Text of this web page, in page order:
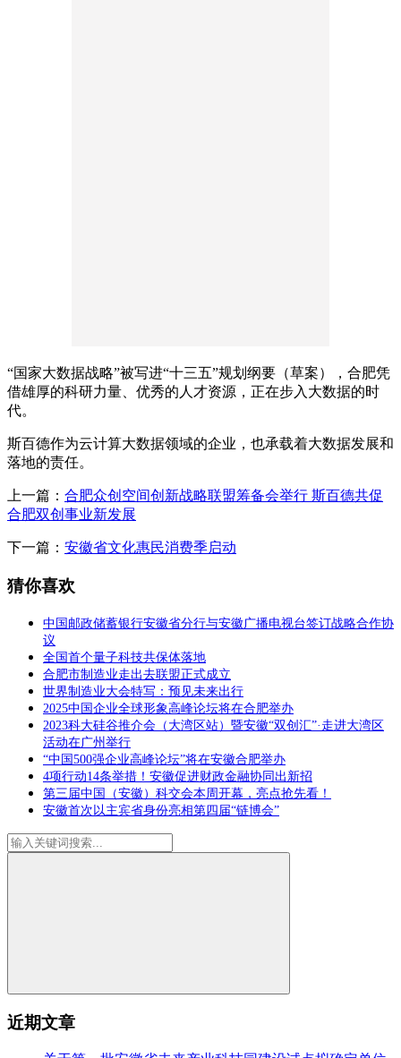
“国家大数据战略”被写进“十三五”规划纲要（草案），合肥凭
借雄厚的科研力量、优秀的人才资源，正在步入大数据的时
代。
斯百德作为云计算大数据领域的企业，也承载着大数据发展和
落地的责任。
上一篇： 合肥众创空间创新战略联盟筹备会举行 斯百德共促
合肥双创事业新发展
下一篇： 安徽省文化惠民消费季启动
猜你喜欢
中国邮政储蓄银行安徽省分行与安徽广播电视台签订战略合作协
议
全国首个量子科技共保体落地
合肥市制造业走出去联盟正式成立
世界制造业大会特写：预见未来出行
2025中国企业全球形象高峰论坛将在合肥举办
2023科大硅谷推介会（大湾区站）暨安徽“双创汇”·走进大湾区
活动在广州举行
“中国500强企业高峰论坛”将在安徽合肥举办
4项行动14条举措！安徽促进财政金融协同出新招
第三届中国（安徽）科交会本周开幕，亮点抢先看！
安徽首次以主宾省身份亮相第四届“链博会”
近期文章